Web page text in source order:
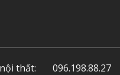
thất: ‎ ‎ ‎ ‎ ‎ ‎ 096.198.88.27